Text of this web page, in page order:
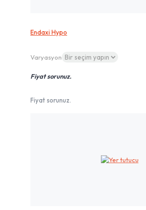
Endaxi Hypo
Varyasyon
Fiyat sorunuz.
Fiyat sorunuz.